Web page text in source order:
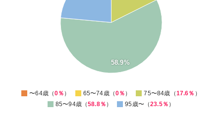
58.9%
〜64歳（0％ ） 65〜74歳（0％ ） 75〜84歳（17.6％ ）
85〜94歳（58.8％ ） 95歳〜（23.5％ ）